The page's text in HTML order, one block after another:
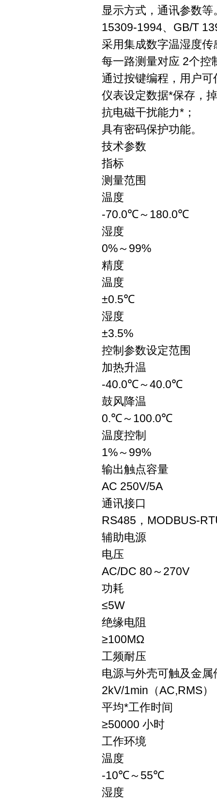
显示方式，通讯参数
15309-1994、GB/T
采用集成数字温湿度
每一路测量对应 2个控
通过按键编程，用户
仪表设定数据*保存，
抗电磁干扰能力*；
具有密码保护功能。
技术参数
指标
测量范围
温度
-70.0℃～180.0℃
湿度
0%～99%
精度
温度
±0.5℃
湿度
±3.5%
控制参数设定范围
加热升温
-40.0℃～40.0℃
鼓风降温
0.℃～100.0℃
温度控制
1%～99%
输出触点容量
AC 250V/5A
通讯接口
RS485，MODBUS-
辅助电源
电压
AC/DC 80～270V
功耗
≤5W
绝缘电阻
≥100MΩ
工频耐压
电源与外壳可触及金
2kV/1min（AC,RMS）
平均*工作时间
≥50000 小时
工作环境
温度
-10℃～55℃
湿度